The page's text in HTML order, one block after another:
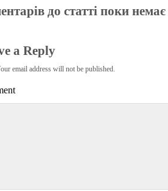
до статті поки немає
a Reply
email address will not be published.